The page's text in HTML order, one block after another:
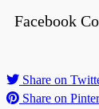
Facebook
Share on
Share on